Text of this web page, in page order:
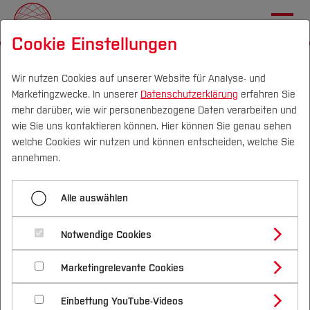
Über
Transferprojekte
Nachhaltigkeitsallianz
MachBar
Downloads
Cookie Einstellungen
Wir nutzen Cookies auf unserer Website für Analyse- und
Marketingzwecke. In unserer Datenschutzerklärung erfahren Sie
mehr darüber, wie wir personenbezogene Daten verarbeiten und
wie Sie uns kontaktieren können. Hier können Sie genau sehen
welche Cookies wir nutzen und können entscheiden, welche Sie
annehmen.
Alle auswählen
Notwendige Cookies
Marketingrelevante Cookies
Einbettung YouTube-Videos